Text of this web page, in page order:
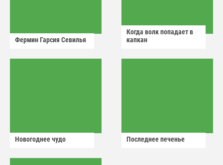
Фермин Гарсия Севилья
Когда волк попадает в
капкан
Новогоднее чудо Последнее печенье